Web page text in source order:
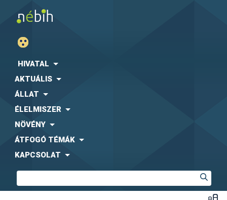
HIVATAL
AKTUÁLIS
ÁLLAT
ÉLELMISZER
NÖVÉNY
ÁTFOGÓ TÉMÁK
KAPCSOLAT